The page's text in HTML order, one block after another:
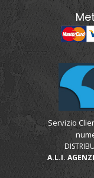
Servizio
A.L.I.